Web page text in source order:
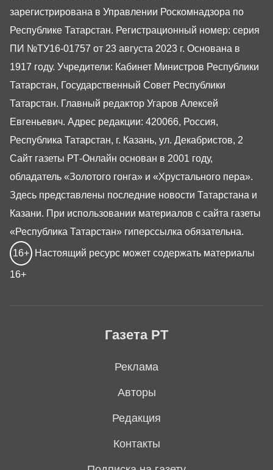
Газета РТ
Реклама
Авторы
Редакция
Контакты
зарегистрирована в Управлении Роскомнадзора по
Республике Татарстан. Регистрационный номер: серия
ПИ №ТУ16-01757 от 23 августа 2023 г. Основана в
1917 году. Учредители: Кабинет Министров Республики
Татарстан, Государственный Совет Республики
Татарстан. Главный редактор Угаров Алексей
Евгеньевич. Адрес редакции: 420066, Россия,
Республика Татарстан, г. Казань, ул. Декабристов, 2
Сайт газеты РТ-Онлайн основан в 2001 году,
обладатель «Золотого гонга» и «Хрустального пера».
Здесь представлены последние новости Татарстана и
Казани. При использовании материалов с сайта газеты
«Республика Татарстан» гиперссылка обязательна.
16+ Настоящий ресурс может содержать материалы
16+